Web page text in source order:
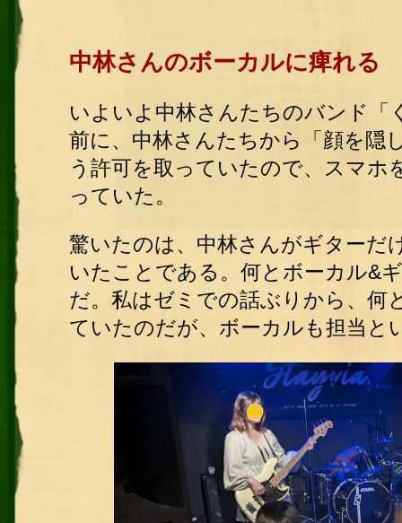
中林さんのボーカルに痺れる
いよいよ中林さんたちのバンド「
前に、中林さんたちから「顔を隠
う許可を取っていたので、スマホ
っていた。
驚いたのは、中林さんがギターだ
いたことである。何とボーカル&
だ。私はゼミでの話ぶりから、何
ていたのだが、ボーカルも担当と